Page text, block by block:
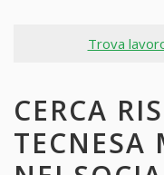
Trova
CERCA
TECNESA